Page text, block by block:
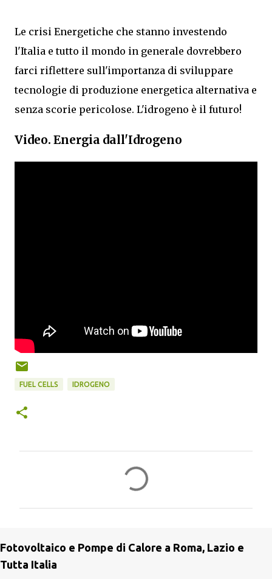
Le crisi Energetiche che stanno investendo
l'Italia e tutto il mondo in generale dovrebbero
farci riflettere sull'importanza di sviluppare
tecnologie di produzione energetica alternativa e
senza scorie pericolose. L'idrogeno è il futuro!
Video. Energia dall'Idrogeno
FUEL CELLS IDROGENO
n
t
Fotovoltaico e Pompe di Calore a Roma, Lazio e
Tutta Italia